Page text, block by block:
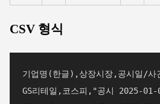
CSV 형식
기업명(한글),상장시장,공시일/
GS리테일,코스피,"공시 2025-